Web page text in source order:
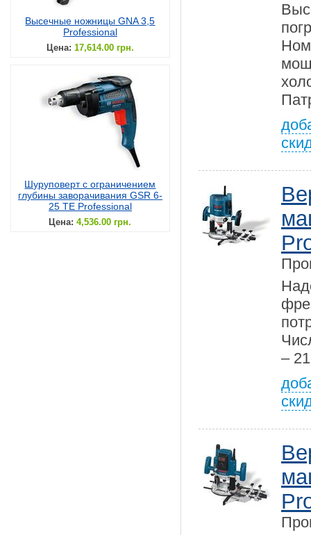
Высечные ножницы GNA 3,5
Professional
Цена: 17,614.00 грн.
Шуруповерт с ограничением
глубины заворачивания GSR 6-
25 TE Professional
Цена: 4,536.00 грн.
–